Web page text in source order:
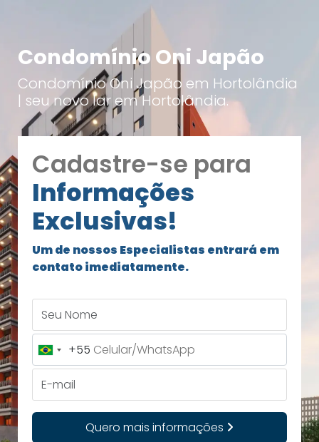
Condomínio Oni Japão
Condomínio Oni Japão em Hortolândia
| seu novo lar em Hortolândia.
Cadastre-se para
Informações
Exclusivas!
Um de nossos Especialistas entrará em
contato imediatamente.
Brazil
+55
+55
Quero mais informações